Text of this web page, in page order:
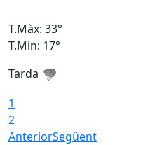
T.Màx: 33°
T.Min: 17°
Tarda
1
2
AnteriorSegüent